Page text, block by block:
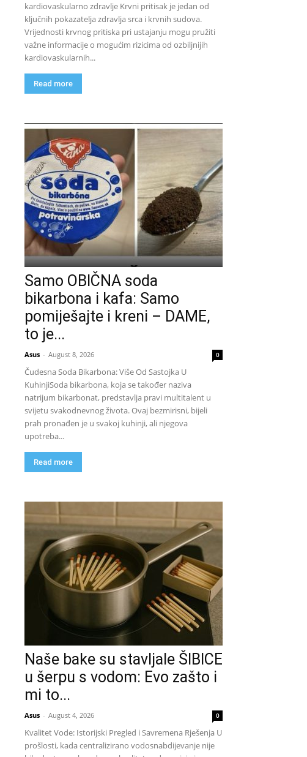
kardiovaskularno zdravlje Krvni pritisak je jedan od
ključnih pokazatelja zdravlja srca i krvnih sudova.
Vrijednosti krvnog pritiska pri ustajanju mogu pružiti
važne informacije o mogućim rizicima od ozbiljnijih
kardiovaskularnih...
Read more
Samo OBIČNA soda
bikarbona i kafa: Samo
pomiješajte i kreni – DAME,
to je...
Asus - August 8, 2026 0
Čudesna Soda Bikarbona: Više Od Sastojka U
KuhinjiSoda bikarbona, koja se također naziva
natrijum bikarbonat, predstavlja pravi multitalent u
svijetu svakodnevnog života. Ovaj bezmirisni, bijeli
prah pronađen je u svakoj kuhinji, ali njegova
upotreba...
Read more
Naše bake su stavljale ŠIBICE
u šerpu s vodom: Evo zašto i
mi to...
Asus - August 4, 2026 0
Kvalitet Vode: Istorijski Pregled i Savremena Rješenja U
prošlosti, kada centralizirano vodosnabdijevanje nije